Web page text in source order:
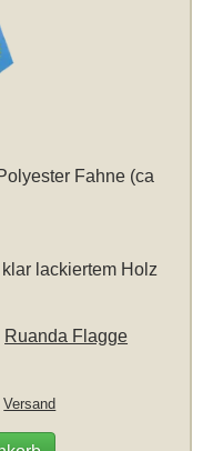
Fahne (ca
lackiertem Holz
Ruanda Flagge
Versand